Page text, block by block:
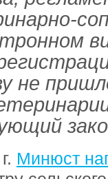
не
Минюст